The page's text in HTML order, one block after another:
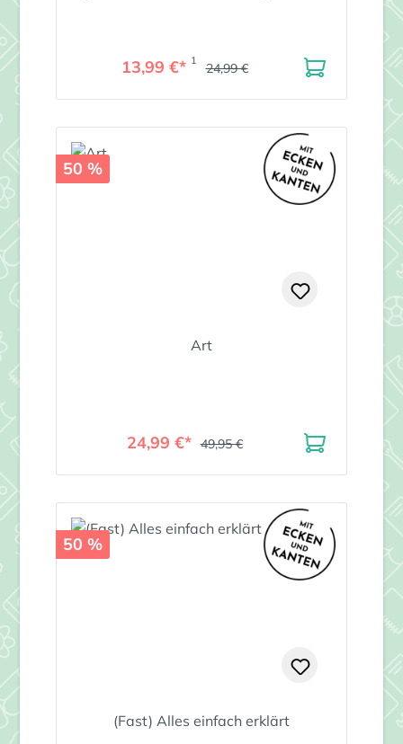
13,99 €* 1 24,99 €
50 %
Art
24,99 €* 49,95 €
50 %
(Fast) Alles einfach erklärt